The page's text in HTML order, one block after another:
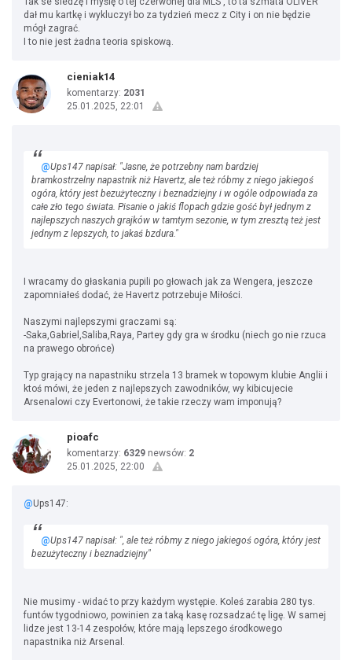
dał mu kartkę i wykluczył bo za tydzień mecz z City i on nie będzie
mógł zagrać.
I to nie jest żadna teoria spiskową.
cieniak14
komentarzy: 2031
25.01.2025, 22:01
@Ups147 napisał: "Jasne, że potrzebny nam bardziej
bramkostrzelny napastnik niż Havertz, ale też róbmy z niego jakiegoś
ogóra, który jest bezużyteczny i beznadziejny i w ogóle odpowiada za
całe zło tego świata. Pisanie o jakiś flopach gdzie gość był jednym z
najlepszych naszych grajków w tamtym sezonie, w tym zresztą też jest
jednym z lepszych, to jakaś bzdura."
I wracamy do głaskania pupili po głowach jak za Wengera, jeszcze
zapomniałeś dodać, że Havertz potrzebuje Miłości.
Naszymi najlepszymi graczami są:
-Saka,Gabriel,Saliba,Raya, Partey gdy gra w środku (niech go nie rzuca
na prawego obrońce)
Typ grający na napastniku strzela 13 bramek w topowym klubie Anglii i
ktoś mówi, że jeden z najlepszych zawodników, wy kibicujecie
Arsenalowi czy Evertonowi, że takie rzeczy wam imponują?
pioafc
komentarzy: 6329 newsów: 2
25.01.2025, 22:00
@Ups147:
@Ups147 napisał: ", ale też róbmy z niego jakiegoś ogóra, który jest
bezużyteczny i beznadziejny"
Nie musimy - widać to przy każdym występie. Koleś zarabia 280 tys.
funtów tygodniowo, powinien za taką kasę rozsadzać tę ligę. W samej
lidze jest 13-14 zespołów, które mają lepszego środkowego
napastnika niż Arsenal.